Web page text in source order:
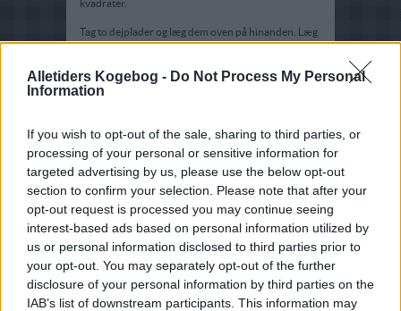
Alletiders Kogebog - Do Not Process My Personal
Information
If you wish to opt-out of the sale, sharing to third parties, or
processing of your personal or sensitive information for
targeted advertising by us, please use the below opt-out
section to confirm your selection. Please note that after your
opt-out request is processed you may continue seeing
interest-based ads based on personal information utilized by
us or personal information disclosed to third parties prior to
your opt-out. You may separately opt-out of the further
disclosure of your personal information by third parties on the
IAB’s list of downstream participants. This information may
kvadrater.
Tag to dejplader og læg dem oven på hinanden. Læg
1 tsk. Fyld på den ene spids. Rul spidsen over fyldet
æggehvide. Fold venstre og højre spids ind mod
midten og pres den sammen. Del de to dejlag i den
wontonen være svøbt.
Skal det være let, kan dejpladen pensles med
æggehvide, fyldet lægges på den ene spids og dejen
foldes hen over, så der dannes en trekant. Pres
kanterne lidt sammen.
Hæld olien i en wok eller en frituregryde. Varm den
op til 180 grader. Steg wontonerne 3-5 minutter i
den varme olie, nogle stykker ad gangen. Tag dem op
med en hulske og lad dem dryppe af på fedtsugende
papir.